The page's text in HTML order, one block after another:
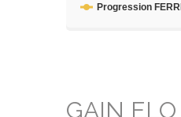
Progression
GAIN ELO